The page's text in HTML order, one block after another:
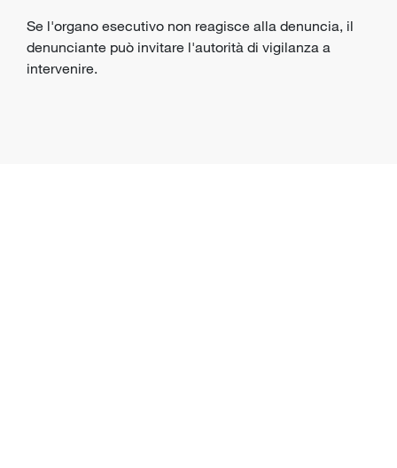
Se l'organo esecutivo non reagisce alla denuncia, il
denunciante può invitare l'autorità di vigilanza a
intervenire.